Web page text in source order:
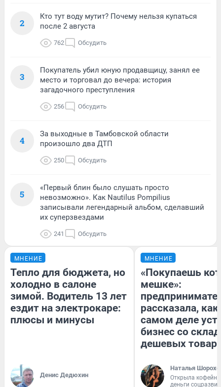
2
Кто тут воду мутит? Почему нельзя купаться
после 2 августа
762 Обсудить
3
Покупатель убил юную продавщицу, занял ее
место и торговал до вечера: история
загадочного преступления
256 Обсудить
4
За выходные в Тамбовской области
произошло два ДТП
250 Обсудить
5
«Первый блин было слушать просто
невозможно». Как Nautilus Pompilius
записывали легендарный альбом, сделавший
их суперзвездами
241 Обсудить
МНЕНИЕ
Тепло для бюджета, но
холодно в салоне
зимой. Водитель 13 лет
ездит на электрокаре:
плюсы и минусы
Денис Дедюхин
МНЕНИЕ
«Покупаешь
мешке»:
рассказала, как
самом деле
бизнес со
дешевых
Наталья
Открыла
деньги